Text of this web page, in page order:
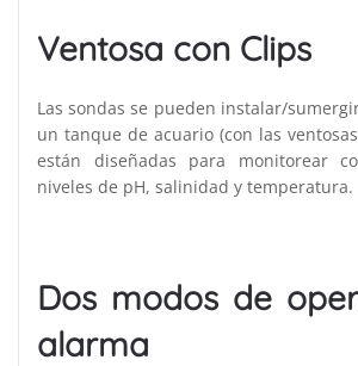
Ventosa con Clips
Las sondas se pueden instalar/
un tanque de acuario (con las
están diseñadas para monitorear
niveles de pH, salinidad y temperatura.
Dos modos de
alarma